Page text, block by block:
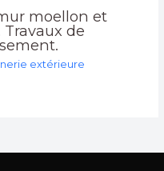
moellon et
de
extérieure